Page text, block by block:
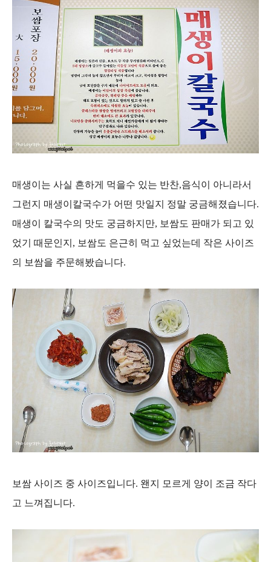
매생이는 사실 흔하게 먹을수 있는 반찬,음식이 아니라서
그런지 매생이칼국수가 어떤 맛일지 정말 궁금해졌습니다.
매생이 칼국수의 맛도 궁금하지만, 보쌈도 판매가 되고 있
었기 때문인지, 보쌈도 은근히 먹고 싶었는데 작은 사이즈
의 보쌈을 주문해봤습니다.
보쌈 사이즈 중 사이즈입니다. 왠지 모르게 양이 조금 작다
고 느껴집니다.